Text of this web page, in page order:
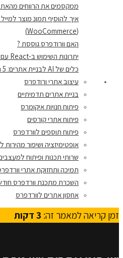
ממקסמים את הרווחים
איך להוסיף תמונ מוצר
(WooCommerce)
האם וורודפרס גוססת ?
יתרונות השימוש ב-React עם וורדפרס: מדריך יסודי
כלים של AI לבניית אתרים: 5 הפתרונות המובילים ב-2025
עיצוב אתרי ורודפרס
בניית אתרים תדמיתיים
פיתוח חנויות איקומרס
פיתוח אתרי קורסים
פיתוח תוספים לוורדפרס
אופטימיזציה ושיפור מהירות
שרותי תכנות ופיתוח
תמיכה ותחזוקת אתרי
השכרת מתכנת וורדפרס
אחסון אתרים לוורדפרס
זמן קריאה למאמר זה: 3 דקות